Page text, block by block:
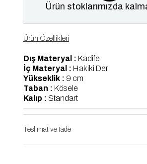
Ürün stoklarımızda
Ürün Özellikleri
Dış Materyal : Kadife
İç Materyal : Hakiki Deri
Yükseklik : 9 cm
Taban : Kösele
Kalıp : Standart
Teslimat ve İade